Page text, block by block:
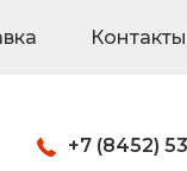
Контакты
+7 (8452)